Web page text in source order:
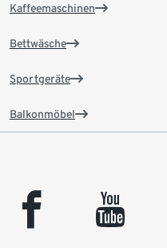
Kaffeemaschinen
Bettwäsche
Sportgeräte
Balkonmöbel
facebook youtube